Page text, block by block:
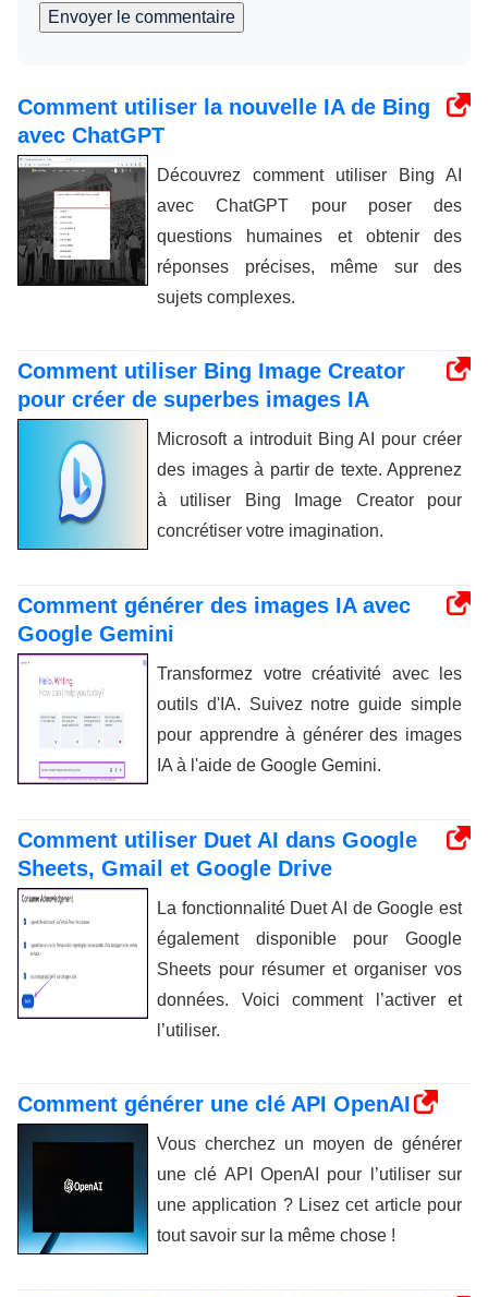
Envoyer le commentaire
Comment utiliser la nouvelle IA de Bing
avec ChatGPT
Découvrez comment utiliser Bing AI
avec ChatGPT pour poser des
questions humaines et obtenir des
réponses précises, même sur des
sujets complexes.
Comment utiliser Bing Image Creator
pour créer de superbes images IA
Microsoft a introduit Bing AI pour créer
des images à partir de texte. Apprenez
à utiliser Bing Image Creator pour
concrétiser votre imagination.
Comment générer des images IA avec
Google Gemini
Transformez votre créativité avec les
outils d'IA. Suivez notre guide simple
pour apprendre à générer des images
IA à l'aide de Google Gemini.
Comment utiliser Duet AI dans Google
Sheets, Gmail et Google Drive
La fonctionnalité Duet AI de Google est
également disponible pour Google
Sheets pour résumer et organiser vos
données. Voici comment l’activer et
l’utiliser.
Comment générer une clé API OpenAI
Vous cherchez un moyen de générer
une clé API OpenAI pour l’utiliser sur
une application ? Lisez cet article pour
tout savoir sur la même chose !